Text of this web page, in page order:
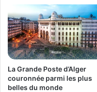
La Grande Poste d’Alger
couronnée parmi les plus
belles du monde